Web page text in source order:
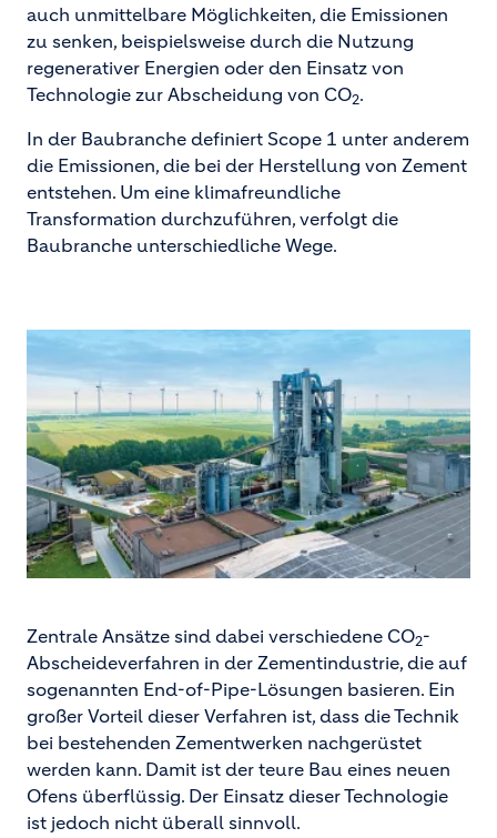
auch unmittelbare Möglichkeiten, die Emissionen
zu senken, beispielsweise durch die Nutzung
regenerativer Energien oder den Einsatz von
Technologie zur Abscheidung von CO2.
In der Baubranche definiert Scope 1 unter anderem
die Emissionen, die bei der Herstellung von Zement
entstehen. Um eine klimafreundliche
Transformation durchzuführen, verfolgt die
Baubranche unterschiedliche Wege.
Zentrale Ansätze sind dabei verschiedene CO2-
Abscheideverfahren in der Zementindustrie, die auf
sogenannten End-of-Pipe-Lösungen basieren. Ein
großer Vorteil dieser Verfahren ist, dass die Technik
bei bestehenden Zementwerken nachgerüstet
werden kann. Damit ist der teure Bau eines neuen
Ofens überflüssig. Der Einsatz dieser Technologie
ist jedoch nicht überall sinnvoll.